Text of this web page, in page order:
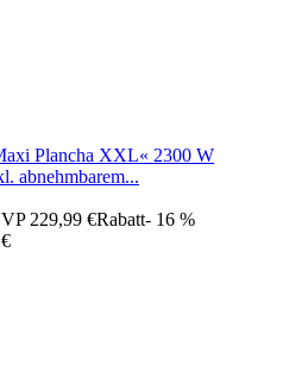
Plancha XXL« 2300 W
abnehmbarem...
229,99 €Rabatt- 16 %